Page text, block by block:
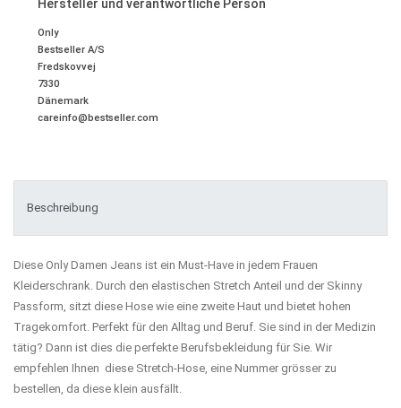
Hersteller und verantwortliche Person
Only
Bestseller A/S
Fredskovvej
7330
Dänemark
careinfo@bestseller.com
Beschreibung
Diese Only Damen Jeans ist ein Must-Have in jedem Frauen
Kleiderschrank. Durch den elastischen Stretch Anteil und der Skinny
Passform, sitzt diese Hose wie eine zweite Haut und bietet hohen
Tragekomfort. Perfekt für den Alltag und Beruf. Sie sind in der Medizin
tätig? Dann ist dies die perfekte Berufsbekleidung für Sie. Wir
empfehlen Ihnen diese Stretch-Hose, eine Nummer grösser zu
bestellen, da diese klein ausfällt.